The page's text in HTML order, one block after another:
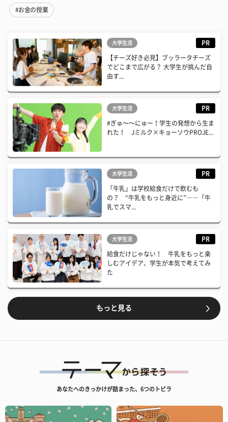
#お金の授業
大学生活 PR
【チーズ好き必見】ブッラータチーズ
でどこまで広がる？ 大学生が挑んだ自
由す...
大学生活 PR
#ぎゅ〜〜にゅー！学生の発想から生ま
れた！ Jミルク×キョーソウPROJE...
大学生活 PR
「牛乳」は学校給食だけで飲むも
の？ “牛乳をもっと身近に”――「牛
乳でスマ...
大学生活 PR
給食だけじゃない！ 牛乳をもっと楽
しむアイデア、学生が本気で考えてみ
た
もっと見る
あなたへのきっかけが詰まった、6つのトビラ